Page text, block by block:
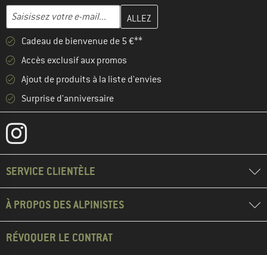
Adresse e-mail
Entrez votre adresse e-mail ici et créez votre compte client à la
Cadeau de bienvenue de 5 €**
Accès exclusif aux promos
Ajout de produits à la liste d'envies
Surprise d'anniversaire
SERVICE CLIENTÈLE
À PROPOS DES ALPINISTES
RÉVOQUER LE CONTRAT